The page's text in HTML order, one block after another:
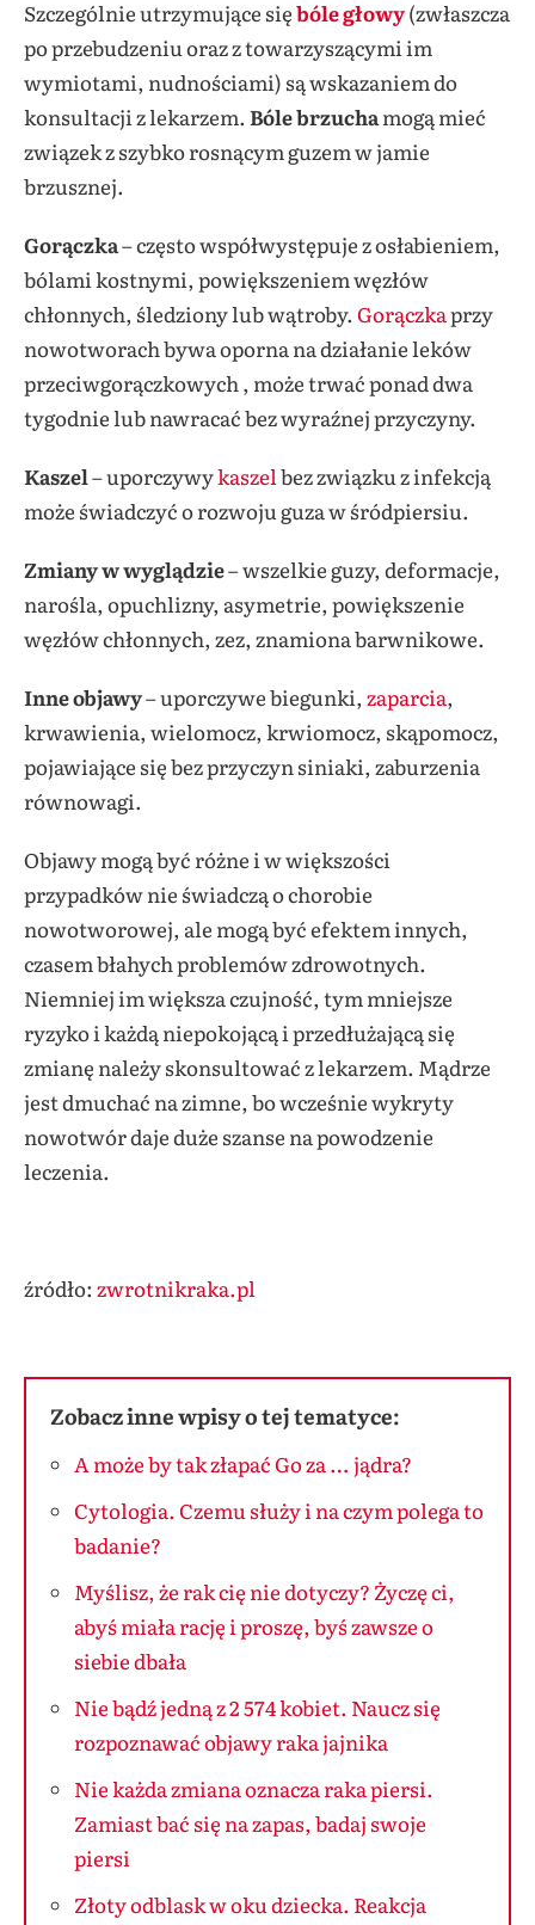
Szczególnie utrzymujące siębóle głowy(zwłaszcza
po przebudzeniu oraz z towarzyszącymi im
wymiotami, nudnościami) są wskazaniem do
konsultacji z lekarzem. Bóle brzuchamogą mieć
związek z szybko rosnącym guzem w jamie
brzusznej.
Gorączka– często współwystępuje z osłabieniem,
bólami kostnymi, powiększeniem węzłów
chłonnych, śledziony lub wątroby. Gorączkaprzy
nowotworach bywa oporna na działanie leków
przeciwgorączkowych , może trwać ponad dwa
tygodnie lub nawracać bez wyraźnej przyczyny.
Kaszel– uporczywykaszelbez związku z infekcją
może świadczyć o rozwoju guza w śródpiersiu.
Zmiany w wyglądzie– wszelkie guzy, deformacje,
narośla, opuchlizny, asymetrie, powiększenie
węzłów chłonnych, zez, znamiona barwnikowe.
Inne objawy– uporczywe biegunki,zaparcia,
krwawienia, wielomocz, krwiomocz, skąpomocz,
pojawiające się bez przyczyn siniaki, zaburzenia
równowagi.
Objawy mogą być różne i w większości
przypadków nie świadczą o chorobie
nowotworowej, ale mogą być efektem innych,
czasem błahych problemów zdrowotnych.
Niemniej im większa czujność, tym mniejsze
ryzyko i każdą niepokojącą i przedłużającą się
zmianę należy skonsultować z lekarzem. Mądrze
jest dmuchać na zimne, bo wcześnie wykryty
nowotwór daje duże szanse na powodzenie
leczenia.
źródło: zwrotnikraka.pl
Zobacz inne wpisy o tej tematyce:
A może by tak złapać Go za … jądra?
Cytologia. Czemu służy i na czym polega to
badanie?
Myślisz, że rak cię nie dotyczy? Życzę ci,
abyś miała rację i proszę, byś zawsze o
siebie dbała
Nie bądź jedną z 2 574 kobiet. Naucz się
rozpoznawać objawy raka jajnika
Nie każda zmiana oznacza raka piersi.
Zamiast bać się na zapas, badaj swoje
piersi
Złoty odblask w oku dziecka. Reakcja